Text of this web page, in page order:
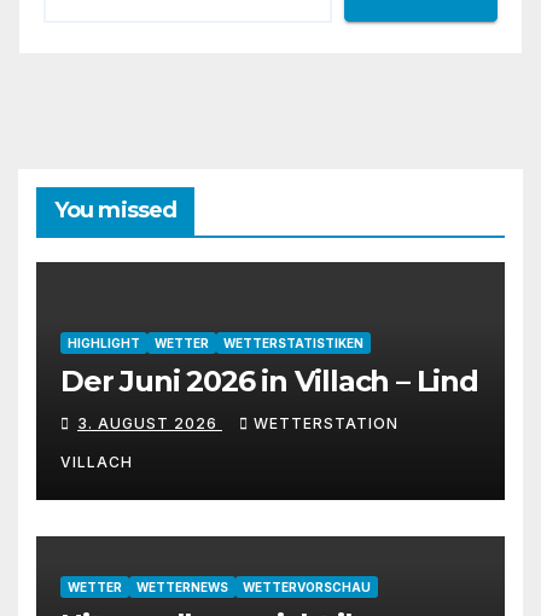
You missed
HIGHLIGHT WETTER WETTERSTATISTIKEN
Der Juni 2026 in Villach – Lind
3. AUGUST 2026 WETTERSTATION
VILLACH
WETTER WETTERNEWS WETTERVORSCHAU